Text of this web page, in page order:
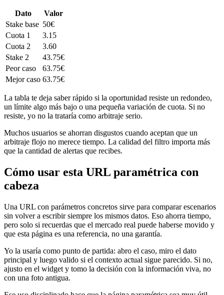
Dato
Valor
Stake base 50€
Cuota 1
3.15
Cuota 2
3.60
Stake 2
43.75€
Peor caso
63.75€
Mejor caso 63.75€
La tabla te deja saber rápido si la oportunidad resiste un redondeo,
un límite algo más bajo o una pequeña variación de cuota. Si no
resiste, yo no la trataría como arbitraje serio.
Muchos usuarios se ahorran disgustos cuando aceptan que un
arbitraje flojo no merece tiempo. La calidad del filtro importa más
que la cantidad de alertas que recibes.
Cómo usar esta URL paramétrica con
cabeza
Una URL con parámetros concretos sirve para comparar escenarios
sin volver a escribir siempre los mismos datos. Eso ahorra tiempo,
pero solo si recuerdas que el mercado real puede haberse movido y
que esta página es una referencia, no una garantía.
Yo la usaría como punto de partida: abro el caso, miro el dato
principal y luego valido si el contexto actual sigue parecido. Si no,
ajusto en el widget y tomo la decisión con la información viva, no
con una foto antigua.